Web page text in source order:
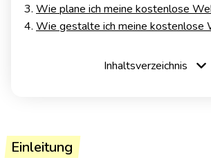
Wie plane ich meine kostenlose
Wie gestalte ich meine kostenlose
Inhaltsverzeichnis
Einleitung